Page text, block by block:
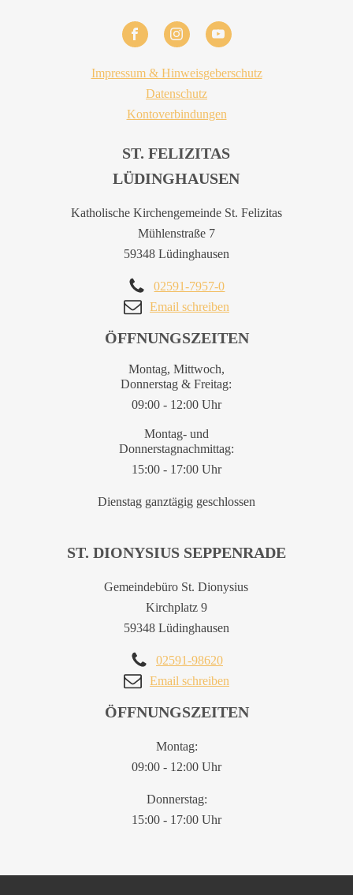
Impressum & Hinweisgeberschutz
Datenschutz
Kontoverbindungen
ST. FELIZITAS
LÜDINGHAUSEN
Katholische Kirchengemeinde St. Felizitas
Mühlenstraße 7
59348 Lüdinghausen
02591-7957-0
Email schreiben
ST. DIONYSIUS SEPPENRADE
Gemeindebüro St. Dionysius
Kirchplatz 9
59348 Lüdinghausen
02591-98620
Email schreiben
ÖFFNUNGSZEITEN
Montag, Mittwoch,
Donnerstag & Freitag:
09:00 - 12:00 Uhr
Montag- und
Donnerstagnachmittag:
15:00 - 17:00 Uhr
Dienstag ganztägig geschlossen
ÖFFNUNGSZEITEN
Montag:
09:00 - 12:00 Uhr
Donnerstag:
15:00 - 17:00 Uhr